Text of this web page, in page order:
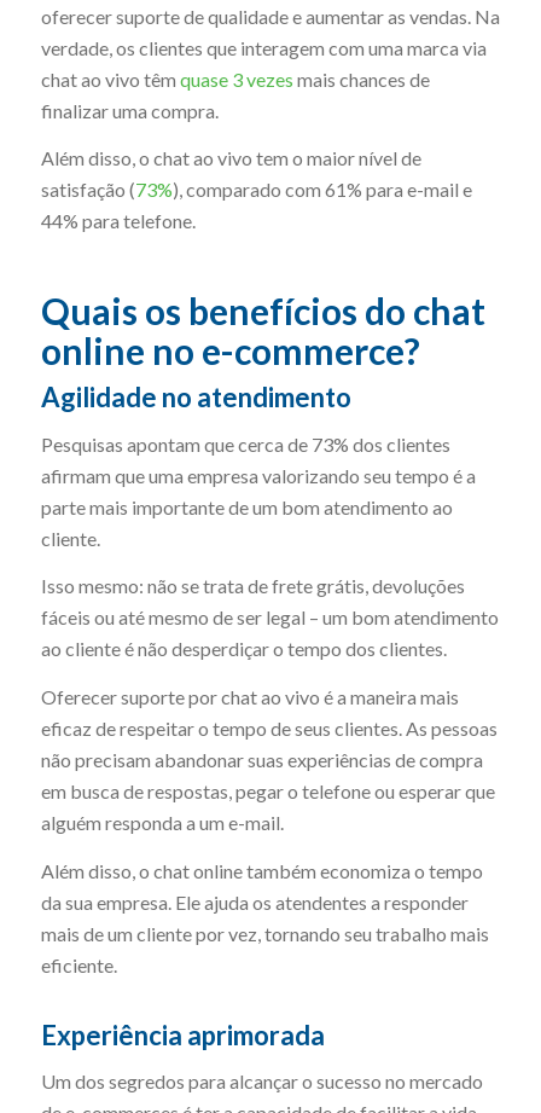
oferecer suporte de qualidade e aumentar as vendas. Na
verdade, os clientes que interagem com uma marca via
chat ao vivo têm quase 3 vezes mais chances de
finalizar uma compra.
Além disso, o chat ao vivo tem o maior nível de
satisfação (73%), comparado com 61% para e-mail e
44% para telefone.
Quais os benefícios do chat
online no e-commerce?
Agilidade no atendimento
Pesquisas apontam que cerca de 73% dos clientes
afirmam que uma empresa valorizando seu tempo é a
parte mais importante de um bom atendimento ao
cliente.
Isso mesmo: não se trata de frete grátis, devoluções
fáceis ou até mesmo de ser legal – um bom atendimento
ao cliente é não desperdiçar o tempo dos clientes.
Oferecer suporte por chat ao vivo é a maneira mais
eficaz de respeitar o tempo de seus clientes. As pessoas
não precisam abandonar suas experiências de compra
em busca de respostas, pegar o telefone ou esperar que
alguém responda a um e-mail.
Além disso, o chat online também economiza o tempo
da sua empresa. Ele ajuda os atendentes a responder
mais de um cliente por vez, tornando seu trabalho mais
eficiente.
Experiência aprimorada
Um dos segredos para alcançar o sucesso no mercado